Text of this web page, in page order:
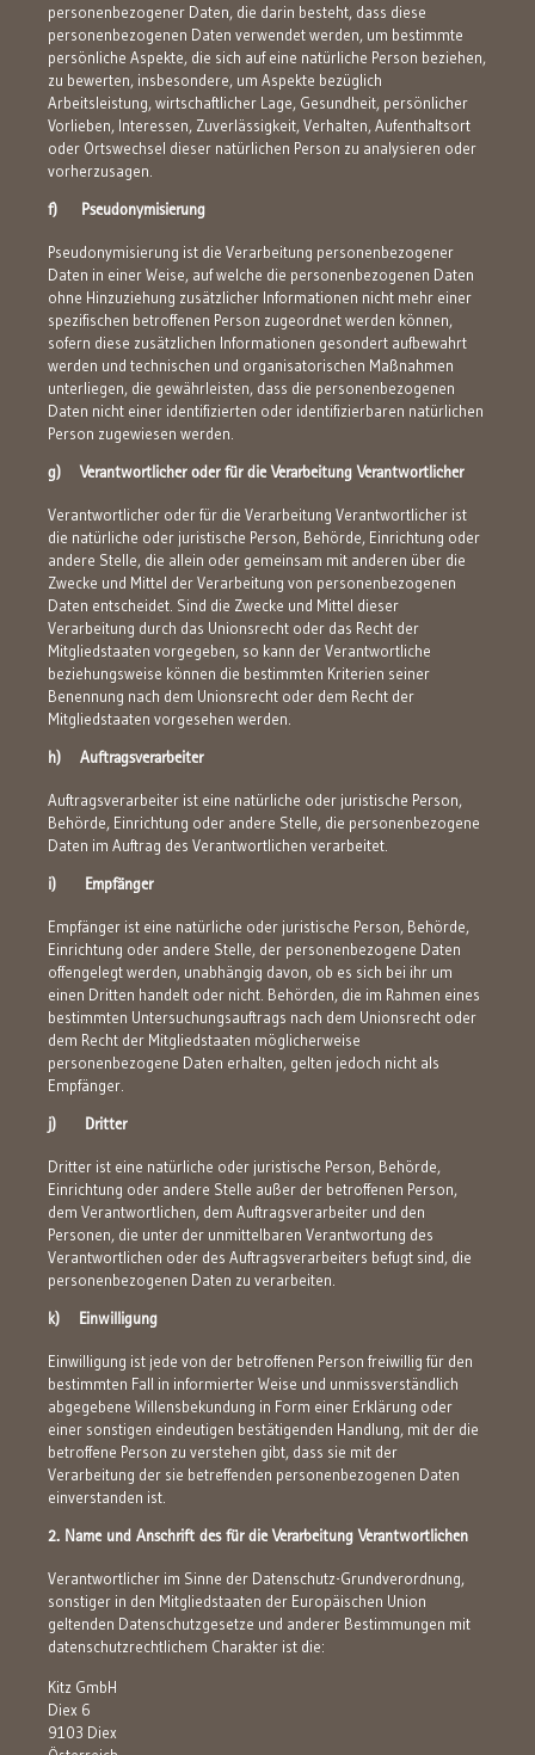
personenbezogener Daten, die darin besteht, dass diese
personenbezogenen Daten verwendet werden, um bestimmte
persönliche Aspekte, die sich auf eine natürliche Person beziehen,
zu bewerten, insbesondere, um Aspekte bezüglich
Arbeitsleistung, wirtschaftlicher Lage, Gesundheit, persönlicher
Vorlieben, Interessen, Zuverlässigkeit, Verhalten, Aufenthaltsort
oder Ortswechsel dieser natürlichen Person zu analysieren oder
vorherzusagen.
f) Pseudonymisierung
Pseudonymisierung ist die Verarbeitung personenbezogener
Daten in einer Weise, auf welche die personenbezogenen Daten
ohne Hinzuziehung zusätzlicher Informationen nicht mehr einer
spezifischen betroffenen Person zugeordnet werden können,
sofern diese zusätzlichen Informationen gesondert aufbewahrt
werden und technischen und organisatorischen Maßnahmen
unterliegen, die gewährleisten, dass die personenbezogenen
Daten nicht einer identifizierten oder identifizierbaren natürlichen
Person zugewiesen werden.
g) Verantwortlicher oder für die Verarbeitung Verantwortlicher
Verantwortlicher oder für die Verarbeitung Verantwortlicher ist
die natürliche oder juristische Person, Behörde, Einrichtung oder
andere Stelle, die allein oder gemeinsam mit anderen über die
Zwecke und Mittel der Verarbeitung von personenbezogenen
Daten entscheidet. Sind die Zwecke und Mittel dieser
Verarbeitung durch das Unionsrecht oder das Recht der
Mitgliedstaaten vorgegeben, so kann der Verantwortliche
beziehungsweise können die bestimmten Kriterien seiner
Benennung nach dem Unionsrecht oder dem Recht der
Mitgliedstaaten vorgesehen werden.
h) Auftragsverarbeiter
Auftragsverarbeiter ist eine natürliche oder juristische Person,
Behörde, Einrichtung oder andere Stelle, die personenbezogene
Daten im Auftrag des Verantwortlichen verarbeitet.
i) Empfänger
Empfänger ist eine natürliche oder juristische Person, Behörde,
Einrichtung oder andere Stelle, der personenbezogene Daten
offengelegt werden, unabhängig davon, ob es sich bei ihr um
einen Dritten handelt oder nicht. Behörden, die im Rahmen eines
bestimmten Untersuchungsauftrags nach dem Unionsrecht oder
dem Recht der Mitgliedstaaten möglicherweise
personenbezogene Daten erhalten, gelten jedoch nicht als
Empfänger.
j) Dritter
Dritter ist eine natürliche oder juristische Person, Behörde,
Einrichtung oder andere Stelle außer der betroffenen Person,
dem Verantwortlichen, dem Auftragsverarbeiter und den
Personen, die unter der unmittelbaren Verantwortung des
Verantwortlichen oder des Auftragsverarbeiters befugt sind, die
personenbezogenen Daten zu verarbeiten.
k) Einwilligung
Einwilligung ist jede von der betroffenen Person freiwillig für den
bestimmten Fall in informierter Weise und unmissverständlich
abgegebene Willensbekundung in Form einer Erklärung oder
einer sonstigen eindeutigen bestätigenden Handlung, mit der die
betroffene Person zu verstehen gibt, dass sie mit der
Verarbeitung der sie betreffenden personenbezogenen Daten
einverstanden ist.
2. Name und Anschrift des für die Verarbeitung Verantwortlichen
Verantwortlicher im Sinne der Datenschutz-Grundverordnung,
sonstiger in den Mitgliedstaaten der Europäischen Union
geltenden Datenschutzgesetze und anderer Bestimmungen mit
datenschutzrechtlichem Charakter ist die:
Kitz GmbH
Diex 6
9103 Diex